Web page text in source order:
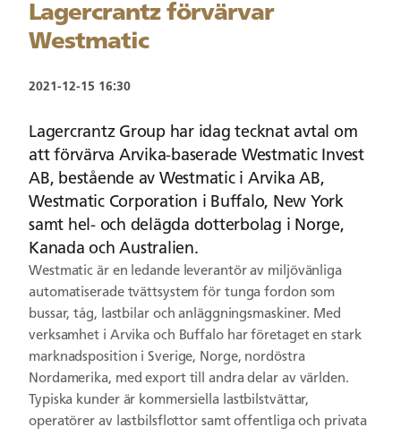
Lagercrantz förvärvar
Westmatic
2021-12-15 16:30
Lagercrantz Group har idag tecknat avtal om
att förvärva Arvika-baserade Westmatic Invest
AB, bestående av Westmatic i Arvika AB,
Westmatic Corporation i Buffalo, New York
samt hel- och delägda dotterbolag i Norge,
Kanada och Australien.
Westmatic är en ledande leverantör av miljövänliga
automatiserade tvättsystem för tunga fordon som
bussar, tåg, lastbilar och anläggningsmaskiner. Med
verksamhet i Arvika och Buffalo har företaget en stark
marknadsposition i Sverige, Norge, nordöstra
Nordamerika, med export till andra delar av världen.
Typiska kunder är kommersiella lastbilstvättar,
operatörer av lastbilsflottor samt offentliga och privata